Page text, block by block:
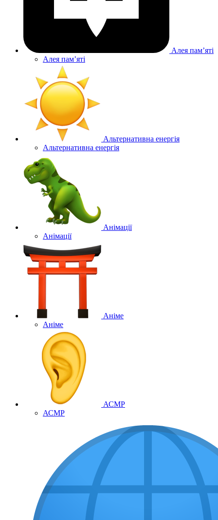
Алея памʼяті
Алея памʼяті
Альтернативна енергія
Альтернативна енергія
Анімації
Анімації
Аніме
Аніме
АСМР
АСМР